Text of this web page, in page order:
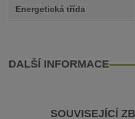
Energetická třída
DALŠÍ INFORMACE
SOUVISEJÍCÍ